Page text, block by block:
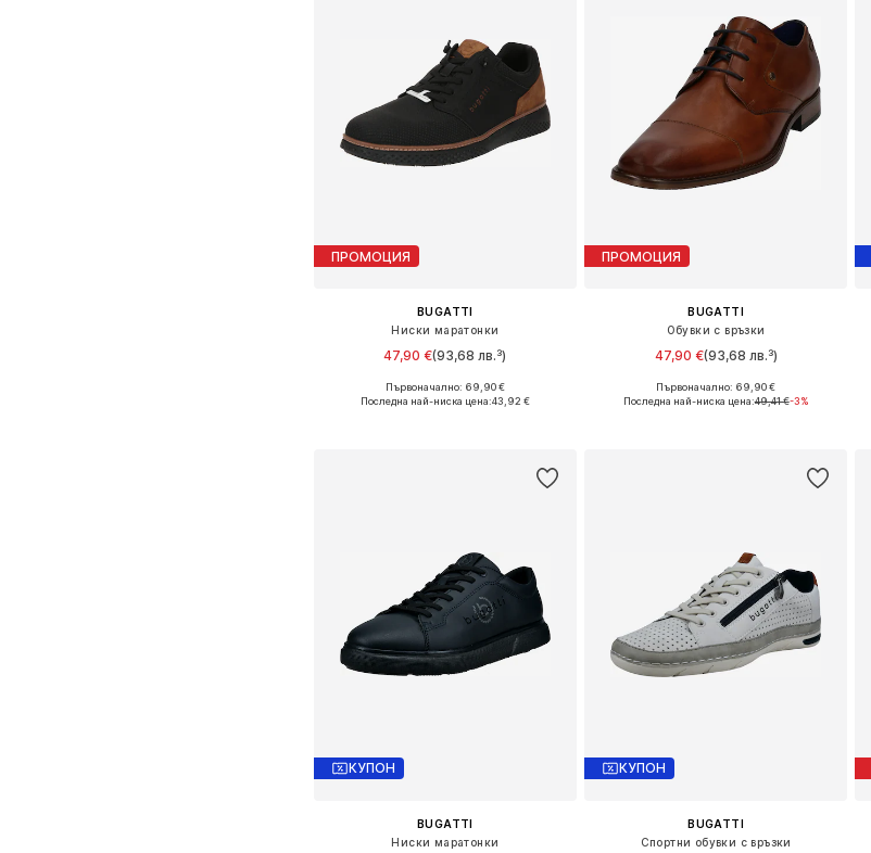
ПРОМОЦИЯ
BUGATTI
Ниски маратонки
47,90 €(93,68 лв.³)
Налични размери: 40, 41, 42, 43, 44
Първоначално: 69,90 €
Последна най-ниска цена:43,92 €
ПРОМОЦИЯ
BUGATTI
Обувки с връзки
47,90 €(93,68 лв.³)
Налични размери: 40, 41, 42, 44, 46
Първоначално: 69,90 €
Последна най-ниска цена:49,41 €-3%
КУПОН
BUGATTI
Ниски маратонки
КУПОН
BUGATTI
Спортни обувки с връзки